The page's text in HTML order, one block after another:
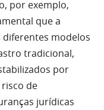
por exemplo,
que a
modelos
tradicional,
por
de
jurídicas